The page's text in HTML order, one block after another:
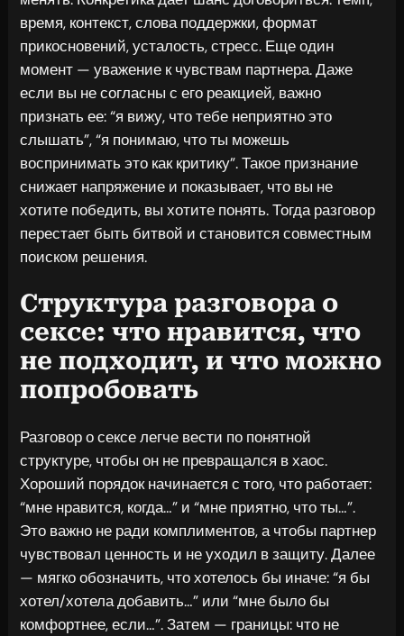
время, контекст, слова поддержки, формат
прикосновений, усталость, стресс. Еще один
момент — уважение к чувствам партнера. Даже
если вы не согласны с его реакцией, важно
признать ее: “я вижу, что тебе неприятно это
слышать”, “я понимаю, что ты можешь
воспринимать это как критику”. Такое признание
снижает напряжение и показывает, что вы не
хотите победить, вы хотите понять. Тогда разговор
перестает быть битвой и становится совместным
поиском решения.
Структура разговора о
сексе: что нравится, что
не подходит, и что можно
попробовать
Разговор о сексе легче вести по понятной
структуре, чтобы он не превращался в хаос.
Хороший порядок начинается с того, что работает:
“мне нравится, когда…” и “мне приятно, что ты…”.
Это важно не ради комплиментов, а чтобы партнер
чувствовал ценность и не уходил в защиту. Далее
— мягко обозначить, что хотелось бы иначе: “я бы
хотел/хотела добавить…” или “мне было бы
комфортнее, если…”. Затем — границы: что не